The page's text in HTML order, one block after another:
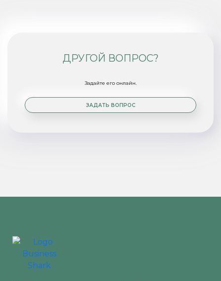
ДРУГОЙ ВОПРОС?
Задайте его онлайн.
ЗАДАТЬ ВОПРОС